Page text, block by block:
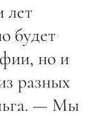
лет
будет
но и
разных
— Мы